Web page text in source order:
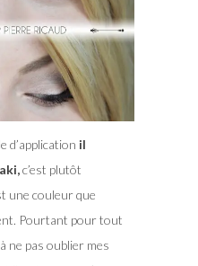
d’application il
c’est plutôt
une couleur que
Pourtant pour tout
ne pas oublier mes